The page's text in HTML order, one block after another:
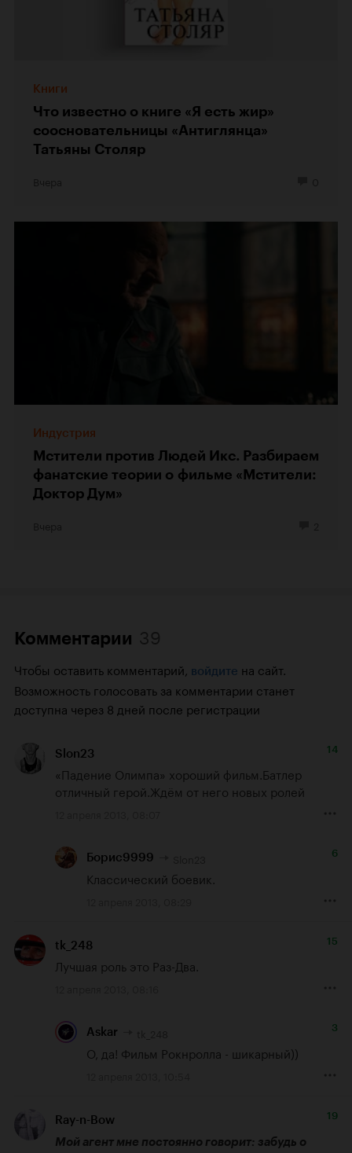
Книги
Что известно о книге «Я есть жир»
соосновательницы «Антиглянца»
Татьяны Столяр
Индустрия
Мстители против Людей Икс. Разбираем
фанатские теории о фильме «Мстители:
Доктор Дум»
Комментарии
Чтобы оставить комментарий, войдите на сайт.
Возможность голосовать за комментарии станет
доступна через 8 дней после регистрации
Slon23 14
«Падение Олимпа» хороший фильм.Батлер
отличный герой.Ждём от него новых ролей
Борис9999 6
Классический боевик.
tk_248 15
Лучшая роль это Раз-Два.
Askar 3
О, да! Фильм Рокнролла - шикарный))
Ray-n-Bow 19
Мой агент мне постоянно говорит: забудь о